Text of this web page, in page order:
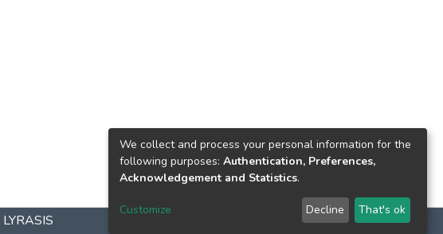
LYRASIS
We collect and process your personal information for the
following purposes: Authentication, Preferences,
Acknowledgement and Statistics.
Customize Decline That's ok